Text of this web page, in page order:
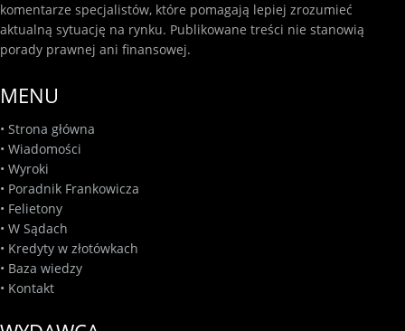
komentarze specjalistów, które pomagają lepiej zrozumieć
aktualną sytuację na rynku. Publikowane treści nie stanowią
porady prawnej ani finansowej.
MENU
• Strona główna
• Wiadomości
• Wyroki
• Poradnik Frankowicza
• Felietony
• W Sądach
• Kredyty w złotówkach
• Baza wiedzy
• Kontakt